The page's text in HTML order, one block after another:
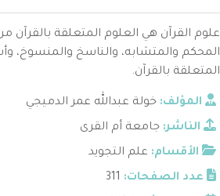
علوم القرآن هي العلوم المتعلقة بالقرآن
المحكم والمتشابه، والناسخ والمنسوخ،
المتعلقة بالقرآن.
المؤلف: خولة عبدالله عمر الدميجي
الناشر: جامعة أم القرى
الأقسام: علم التجويد
عدد الصفحات: 311